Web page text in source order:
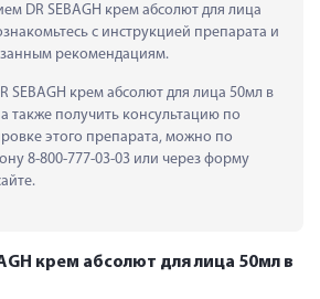
DR SEBAGH крем абсолют для лица
с инструкцией препарата и
рекомендациям.
SEBAGH крем абсолют для лица 50мл в
также получить консультацию по
этого препарата, можно по
8-800-777-03-03 или через форму
крем абсолют для лица 50мл в